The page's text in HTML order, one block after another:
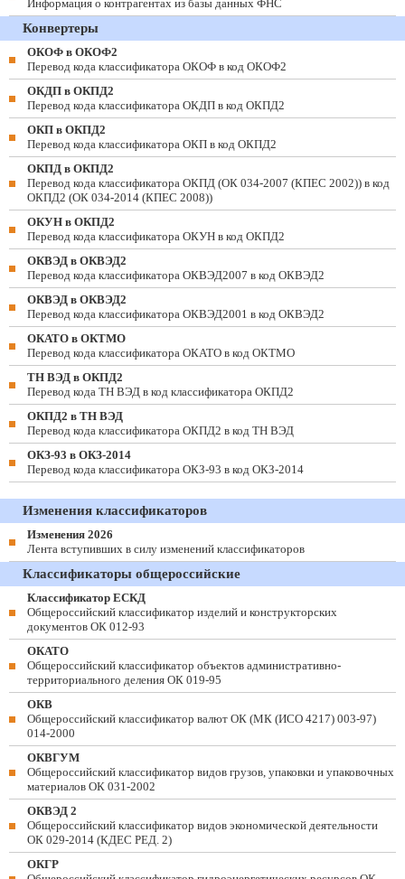
Информация о контрагентах из базы данных ФНС
Конвертеры
ОКОФ в ОКОФ2
Перевод кода классификатора ОКОФ в код ОКОФ2
ОКДП в ОКПД2
Перевод кода классификатора ОКДП в код ОКПД2
ОКП в ОКПД2
Перевод кода классификатора ОКП в код ОКПД2
ОКПД в ОКПД2
Перевод кода классификатора ОКПД (ОК 034-2007 (КПЕС 2002)) в код
ОКПД2 (ОК 034-2014 (КПЕС 2008))
ОКУН в ОКПД2
Перевод кода классификатора ОКУН в код ОКПД2
ОКВЭД в ОКВЭД2
Перевод кода классификатора ОКВЭД2007 в код ОКВЭД2
ОКВЭД в ОКВЭД2
Перевод кода классификатора ОКВЭД2001 в код ОКВЭД2
ОКАТО в ОКТМО
Перевод кода классификатора ОКАТО в код ОКТМО
ТН ВЭД в ОКПД2
Перевод кода ТН ВЭД в код классификатора ОКПД2
ОКПД2 в ТН ВЭД
Перевод кода классификатора ОКПД2 в код ТН ВЭД
ОКЗ-93 в ОКЗ-2014
Перевод кода классификатора ОКЗ-93 в код ОКЗ-2014
Изменения классификаторов
Изменения 2026
Лента вступивших в силу изменений классификаторов
Классификаторы общероссийские
Классификатор ЕСКД
Общероссийский классификатор изделий и конструкторских
документов ОК 012-93
ОКАТО
Общероссийский классификатор объектов административно-
территориального деления ОК 019-95
ОКВ
Общероссийский классификатор валют ОК (МК (ИСО 4217) 003-97)
014-2000
ОКВГУМ
Общероссийский классификатор видов грузов, упаковки и упаковочных
материалов ОК 031-2002
ОКВЭД 2
Общероссийский классификатор видов экономической деятельности
ОК 029-2014 (КДЕС РЕД. 2)
ОКГР